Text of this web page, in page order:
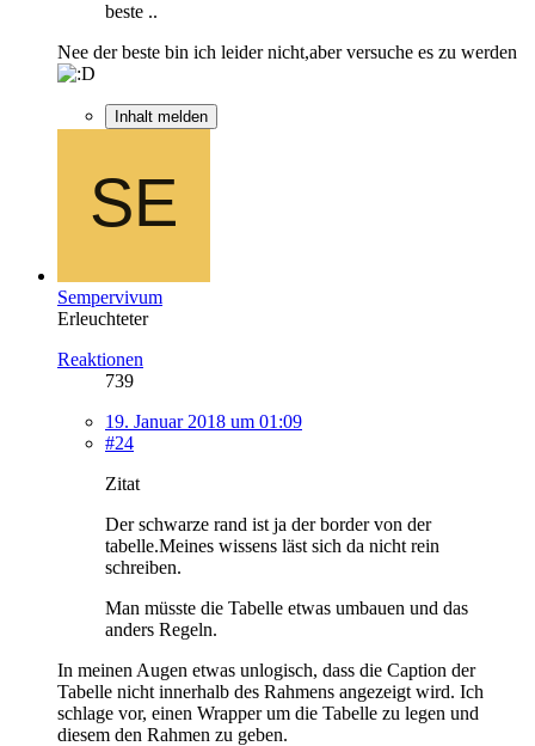
beste ..
Nee der beste bin ich leider nicht,aber versuche es zu werden
Inhalt melden
Sempervivum
Erleuchteter
Reaktionen
739
19. Januar 2018 um 01:09
#24
Zitat
Der schwarze rand ist ja der border von der
tabelle.Meines wissens läst sich da nicht rein
schreiben.
Man müsste die Tabelle etwas umbauen und das
anders Regeln.
In meinen Augen etwas unlogisch, dass die Caption der
Tabelle nicht innerhalb des Rahmens angezeigt wird. Ich
schlage vor, einen Wrapper um die Tabelle zu legen und
diesem den Rahmen zu geben.